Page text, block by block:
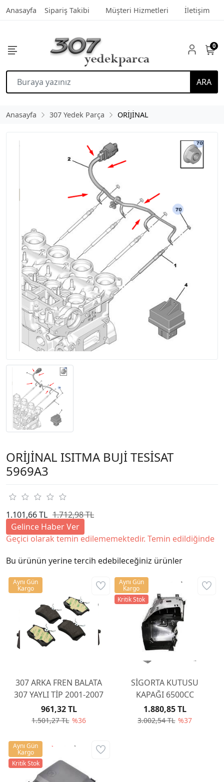
Anasayfa Sipariş Takibi Müşteri Hizmetleri İletişim
ARA
0
Anasayfa 307 Yedek Parça ORİJİNAL
ORİJİNAL ISITMA BUJİ TESİSAT
5969A3
1.101,66 TL 1.712,98 TL
Gelince Haber Ver
Geçici olarak temin edilememektedir. Temin edildiğinde
Bu ürünün yerine tercih edebileceğiniz ürünler
307 ARKA FREN BALATA
307 YAYLI TİP 2001-2007
1.501,27 TL %36
961,32 TL
Aynı Gün
Kargo
SİGORTA KUTUSU
KAPAĞI 6500CC
3.002,54 TL %37
1.880,85 TL
Aynı Gün
Kargo
Kritik Stok
Aynı Gün
Kargo
Kritik Stok